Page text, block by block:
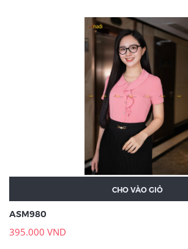
CHO VÀO GIỎ
ASM980
395.000 VND